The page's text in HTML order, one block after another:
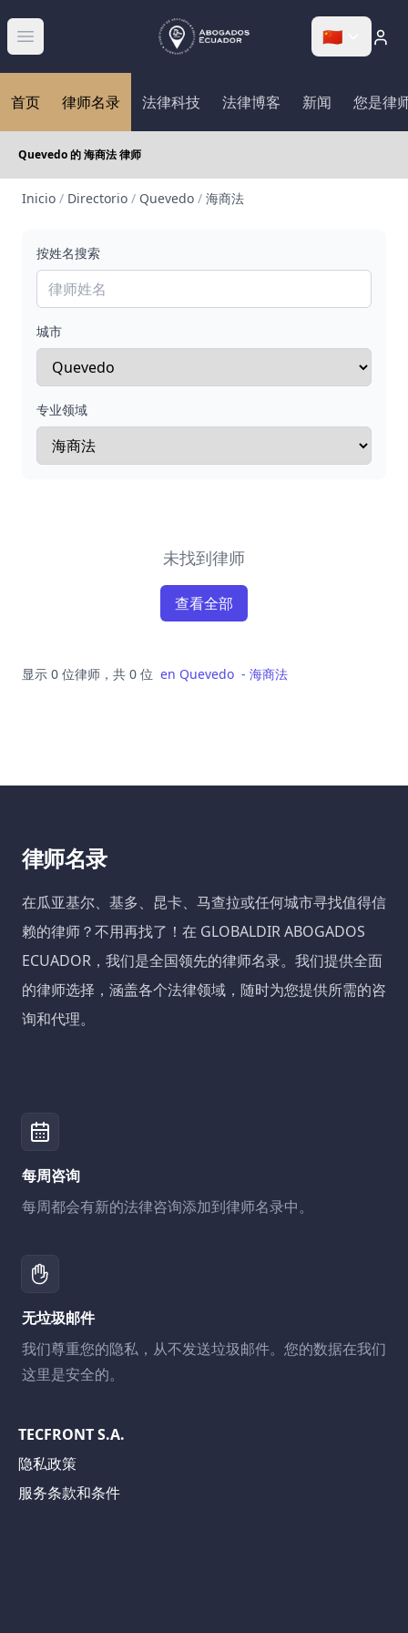
Abrir menú 🇨🇳
首页 律师名录 法律科技 法律博客 新闻 您是律
Quevedo 的 海商法 律师
Inicio / Directorio / Quevedo / 海商法
按姓名搜索
城市
专业领域
未找到律师
查看全部
显示 0 位律师，共 0 位 en Quevedo - 海商法
律师名录
在瓜亚基尔、基多、昆卡、马查拉或任何城市寻找值得信
赖的律师？不用再找了！在 GLOBALDIR ABOGADOS
ECUADOR，我们是全国领先的律师名录。我们提供全面
的律师选择，涵盖各个法律领域，随时为您提供所需的咨
询和代理。
每周咨询
每周都会有新的法律咨询添加到律师名录中。
无垃圾邮件
我们尊重您的隐私，从不发送垃圾邮件。您的数据在我们
这里是安全的。
TECFRONT S.A.
隐私政策
服务条款和条件